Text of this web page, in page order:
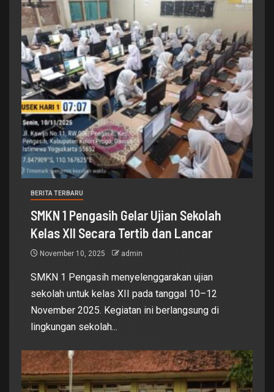
BERITA TERBARU
SMKN 1 Pengasih Gelar Ujian Sekolah
Kelas XII Secara Tertib dan Lancar
November 10, 2025 admin
SMKN 1 Pengasih menyelenggarakan ujian
sekolah untuk kelas XII pada tanggal 10–12
November 2025. Kegiatan ini berlangsung di
lingkungan sekolah...